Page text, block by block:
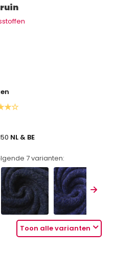
NL & BE
7varianten:
Toon alle varianten